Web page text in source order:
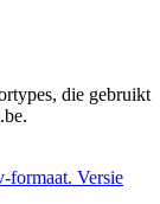
die gebruikt
formaat. Versie